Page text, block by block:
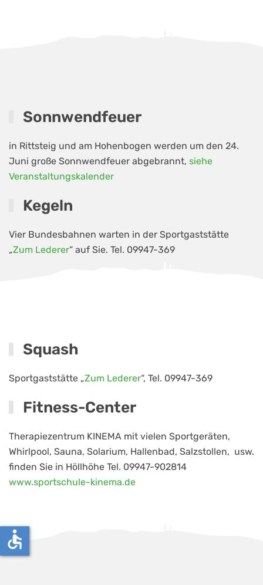
Sonnwendfeuer
in Rittsteig und am Hohenbogen werden um den 24.
Juni große Sonnwendfeuer abgebrannt, siehe
Veranstaltungskalender
Kegeln
Vier Bundesbahnen warten in der Sportgaststätte
„Zum Lederer“ auf Sie. Tel. 09947-369
Squash
Sportgaststätte „Zum Lederer“, Tel. 09947-369
Fitness-Center
Therapiezentrum KINEMA mit vielen Sportgeräten,
Whirlpool, Sauna, Solarium, Hallenbad, Salzstollen, usw.
finden Sie in Höllhöhe Tel. 09947-902814
www.sportschule-kinema.de
accessible